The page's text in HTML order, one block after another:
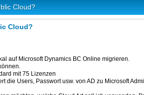
Cloud?
Cloud?
auf Microsoft Dynamics BC Online migrieren.
mit 75 Lizenzen
die Users, Passwort usw. von AD zu Microsoft